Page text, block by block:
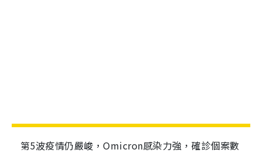
第5波疫情仍嚴峻，Omicron感染力強，確診個案數